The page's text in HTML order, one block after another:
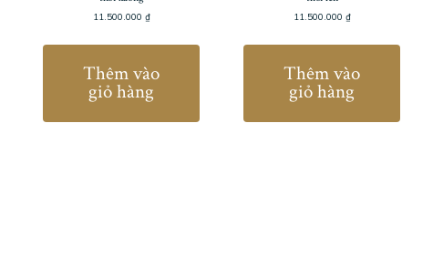
11.500.000 ₫
Thêm vào
giỏ hàng
11.500.000 ₫
Thêm vào
giỏ hàng